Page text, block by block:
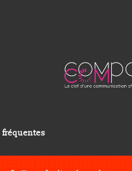
fréquentes
à Livron-sur-Drôme